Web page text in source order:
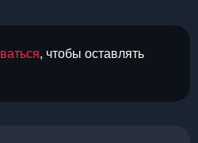
, чтобы оставлять